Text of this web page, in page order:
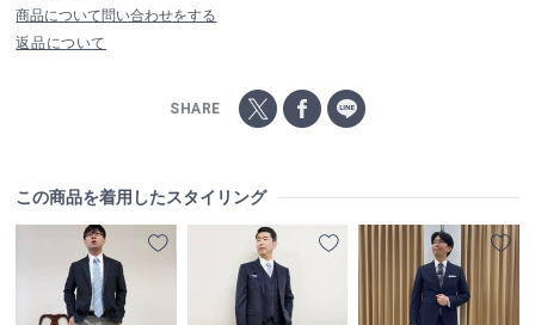
商品について問い合わせをする
返品について
SHARE
この商品を着用したスタイリング